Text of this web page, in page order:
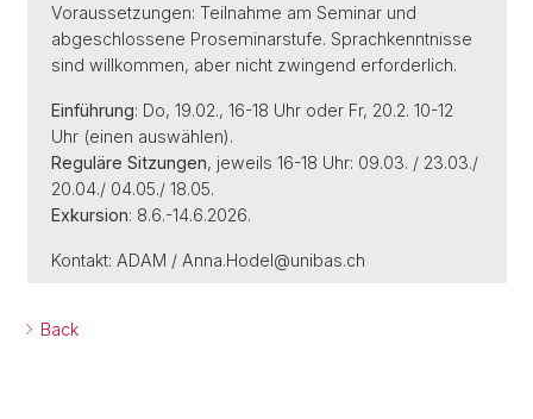
Voraussetzungen: Teilnahme am Seminar und
abgeschlossene Proseminarstufe. Sprachkenntnisse
sind willkommen, aber nicht zwingend erforderlich.
Einführung: Do, 19.02., 16-18 Uhr oder Fr, 20.2. 10-12
Uhr (einen auswählen).
Reguläre Sitzungen, jeweils 16-18 Uhr: 09.03. / 23.03./
20.04./ 04.05./ 18.05.
Exkursion: 8.6.-14.6.2026.
Kontakt: ADAM / Anna.Hodel@unibas.ch
Back